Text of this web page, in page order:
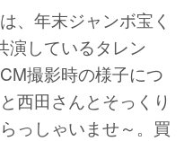
、年末ジャンボ宝く
演しているタレン
撮影時の様子につ
西田さんとそっくり
っしゃいませ～。買